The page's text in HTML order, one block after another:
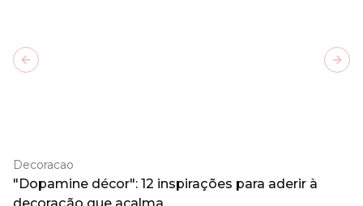
Decoracao
"Dopamine décor": 12 inspirações para aderir à
Previous slide